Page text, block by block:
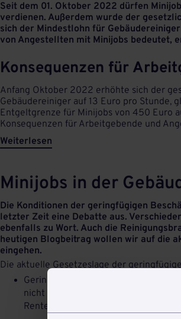
Seit dem 01. Oktober 2022 dürfen
verdienen. Außerdem wurde der
sich der Mindestlohn für
von Angestellten mit Minijobs bedeutet,
Konsequenzen für
Anfang Oktober 2022 erhöhte sich der
Gebäudereiniger auf 13 Euro pro Stunde,
Entgeltgrenze für Minijobs von 450 Euro
Konsequenzen für Arbeitgebende und
Weiterlesen
Minijobs in der
Die Konditionen der geringfügigen
letzter Zeit eine Debatte aus.
ebenfalls zu Wort. Auch die
heutigen Blogbeitrag wollen wir auf die
eingehen.
Die aktuelle Gesetzeslage der
Geringfügig Beschäftigte sind in der
nicht versicherungspflichtig. Der
Rentenversicherung. Die Minijobber